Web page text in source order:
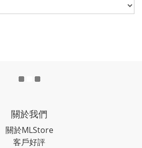
關於我們
關於MLStore
客戶好評